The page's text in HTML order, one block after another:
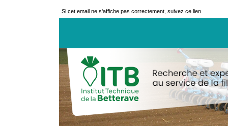
Si cet email ne s'affiche pas correctement, suivez ce lien.